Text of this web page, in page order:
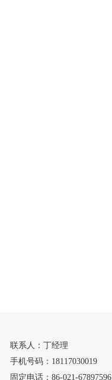
联系人：丁经理
手机号码：18117030019
固定电话：86-021-67897596